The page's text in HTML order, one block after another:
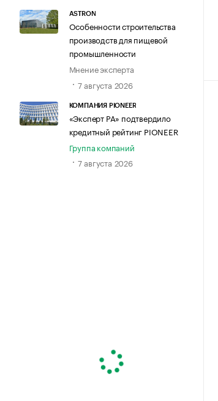
ASTRON
Особенности строительства
производств для пищевой
промышленности
Мнение эксперта
7 августа 2026
КОМПАНИЯ PIONEER
«Эксперт РА» подтвердило
кредитный рейтинг PIONEER
Группа компаний
7 августа 2026